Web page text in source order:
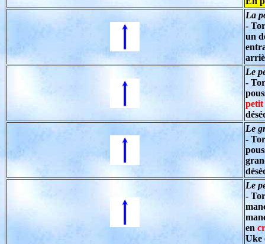
La
-
un
Le
-
petit
Le
-
Le
-
en
Uke